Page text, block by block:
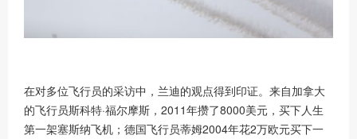
在对多位飞行员的采访中，兰迪的观点得到印证。来自加拿大
的飞行员斯科特·福尔摩斯，2011年攒了8000美元，买下人生
第一架塞斯纳飞机；德国飞行员蒂姆2004年花2万欧元买下一